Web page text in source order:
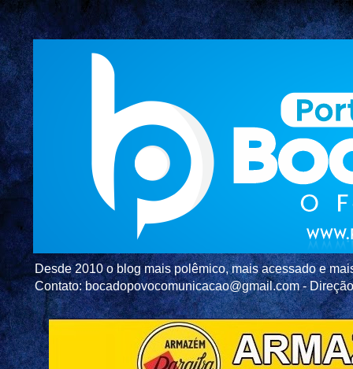
Desde 2010 o blog mais polêmico, mais acessado e
Contato: bocadopovocomunicacao@gmail.com -